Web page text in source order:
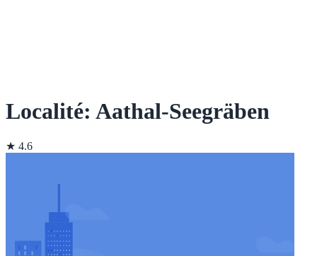
Localité: Aathal-Seegräben
★ 4.6